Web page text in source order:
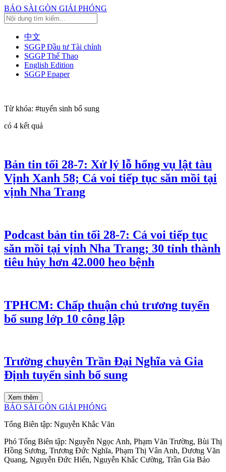
BÁO SÀI GÒN GIẢI PHÓNG
中文
SGGP Đầu tư Tài chính
SGGP Thể Thao
English Edition
SGGP Epaper
Từ khóa: #tuyển sinh bổ sung
có 4 kết quả
Bản tin tối 28-7: Xử lý lỗ hổng vụ lật tàu
Vịnh Xanh 58; Cá voi tiếp tục săn mồi tại
vịnh Nha Trang
Podcast bản tin tối 28-7: Cá voi tiếp tục
săn mồi tại vịnh Nha Trang; 30 tỉnh thành
tiêu hủy hơn 42.000 heo bệnh
TPHCM: Chấp thuận chủ trương tuyển
bổ sung lớp 10 công lập
Trường chuyên Trần Đại Nghĩa và Gia
Định tuyển sinh bổ sung
Xem thêm
BÁO SÀI GÒN GIẢI PHÓNG
Tổng Biên tập: Nguyễn Khắc Văn
Phó Tổng Biên tập: Nguyễn Ngọc Anh, Phạm Văn Trường, Bùi Thị
Hồng Sương, Trương Đức Nghĩa, Phạm Thị Vân Anh, Dương Văn
Quang, Nguyễn Đức Hiển, Nguyễn Khắc Cường, Trần Gia Bảo